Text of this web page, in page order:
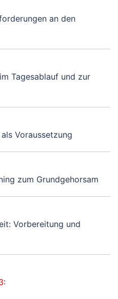
an den
Tagesablauf und zur
Voraussetzung
zum Grundgehorsam
Vorbereitung und
: